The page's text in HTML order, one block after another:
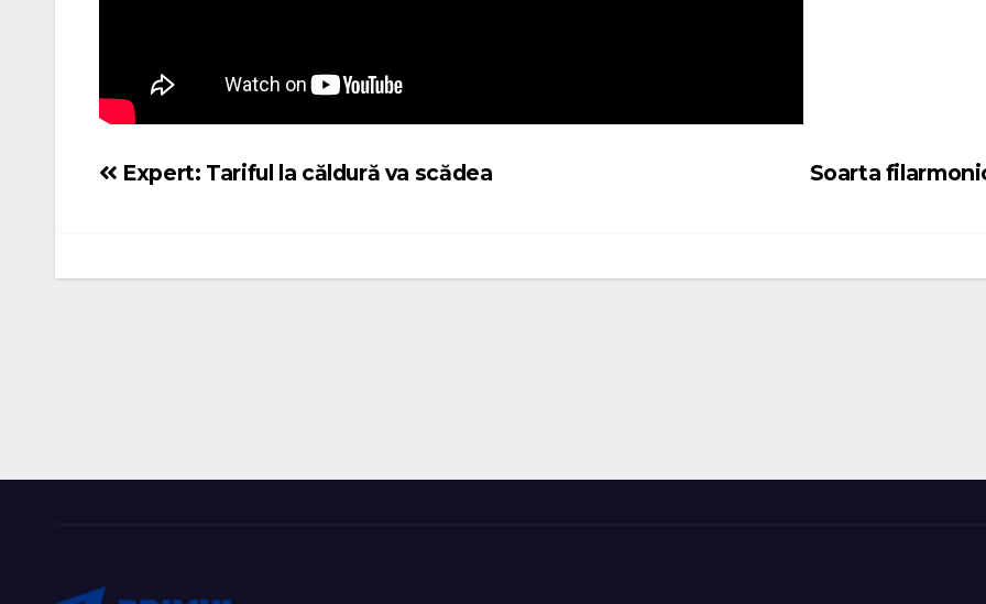
Navigare
Soarta
Expert: Tariful la căldură va scădea